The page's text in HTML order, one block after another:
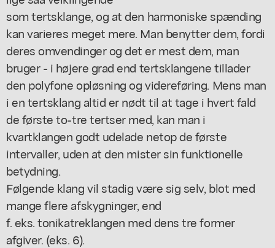
som tertsklange, og at den harmoniske spænding
kan varieres meget mere. Man benytter dem, fordi
deres omvendinger og det er mest dem, man
bruger - i højere grad end tertsklangene tillader
den polyfone opløsning og videreføring. Mens man
i en tertsklang altid er nødt til at tage i hvert fald
de første to-tre tertser med, kan man i
kvartklangen godt udelade netop de første
intervaller, uden at den mister sin funktionelle
betydning.
Følgende klang vil stadig være sig selv, blot med
mange flere afskygninger, end
f. eks. tonikatreklangen med dens tre former
afgiver. (eks. 6).